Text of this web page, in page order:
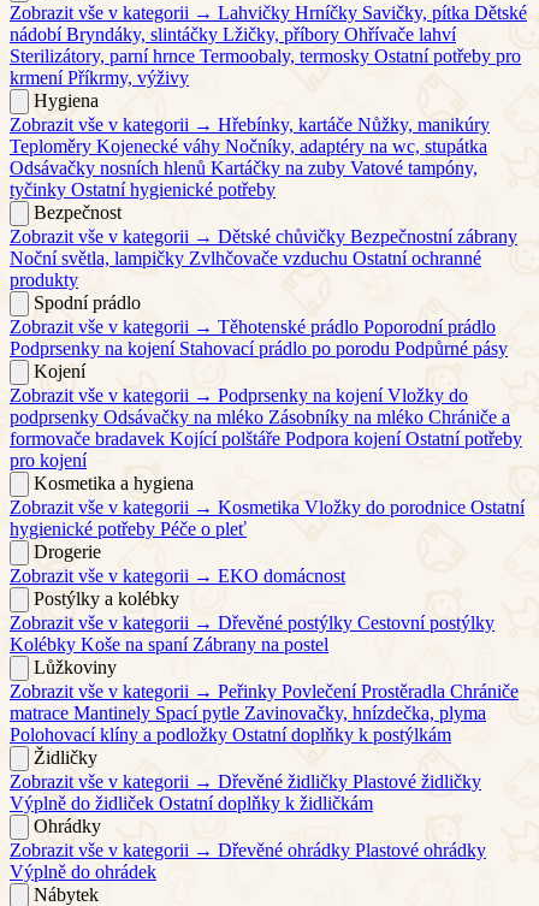
Zobrazit vše v kategorii → Lahvičky Hrníčky Savičky, pítka Dětské
nádobí Bryndáky, slintáčky Lžičky, příbory Ohřívače lahví
Sterilizátory, parní hrnce Termoobaly, termosky Ostatní potřeby pro
krmení Příkrmy, výživy
Hygiena
Zobrazit vše v kategorii → Hřebínky, kartáče Nůžky, manikúry
Teploměry Kojenecké váhy Nočníky, adaptéry na wc, stupátka
Odsávačky nosních hlenů Kartáčky na zuby Vatové tampóny,
tyčinky Ostatní hygienické potřeby
Bezpečnost
Zobrazit vše v kategorii → Dětské chůvičky Bezpečnostní zábrany
Noční světla, lampičky Zvlhčovače vzduchu Ostatní ochranné
produkty
Spodní prádlo
Zobrazit vše v kategorii → Těhotenské prádlo Poporodní prádlo
Podprsenky na kojení Stahovací prádlo po porodu Podpůrné pásy
Kojení
Zobrazit vše v kategorii → Podprsenky na kojení Vložky do
podprsenky Odsávačky na mléko Zásobníky na mléko Chrániče a
formovače bradavek Kojící polštáře Podpora kojení Ostatní potřeby
pro kojení
Kosmetika a hygiena
Zobrazit vše v kategorii → Kosmetika Vložky do porodnice Ostatní
hygienické potřeby Péče o pleť
Drogerie
Zobrazit vše v kategorii → EKO domácnost
Postýlky a kolébky
Zobrazit vše v kategorii → Dřevěné postýlky Cestovní postýlky
Kolébky Koše na spaní Zábrany na postel
Lůžkoviny
Zobrazit vše v kategorii → Peřinky Povlečení Prostěradla Chrániče
matrace Mantinely Spací pytle Zavinovačky, hnízdečka, plyma
Polohovací klíny a podložky Ostatní doplňky k postýlkám
Židličky
Zobrazit vše v kategorii → Dřevěné židličky Plastové židličky
Výplně do židliček Ostatní doplňky k židličkám
Ohrádky
Zobrazit vše v kategorii → Dřevěné ohrádky Plastové ohrádky
Výplně do ohrádek
Nábytek